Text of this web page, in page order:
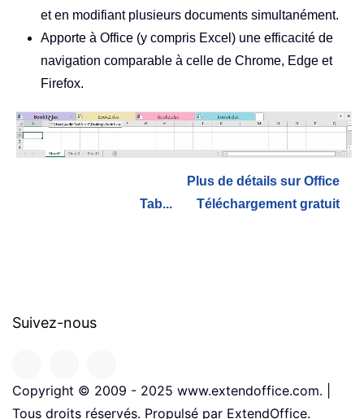
et en modifiant plusieurs documents simultanément.
Apporte à Office (y compris Excel) une efficacité de
navigation comparable à celle de Chrome, Edge et
Firefox.
Plus de détails sur Office
Tab...
Téléchargement gratuit
Suivez-nous
Copyright © 2009 - 2025 www.extendoffice.com. |
Tous droits réservés. Propulsé par ExtendOffice.